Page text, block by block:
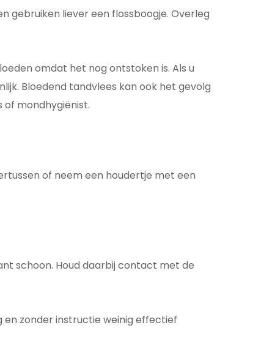
gebruiken liever een flossboogje. Overleg
omdat het nog ontstoken is. Als u
Bloedend tandvlees kan ook het gevolg
mondhygiënist.
of neem een houdertje met een
schoon. Houd daarbij contact met de
en zonder instructie weinig effectief